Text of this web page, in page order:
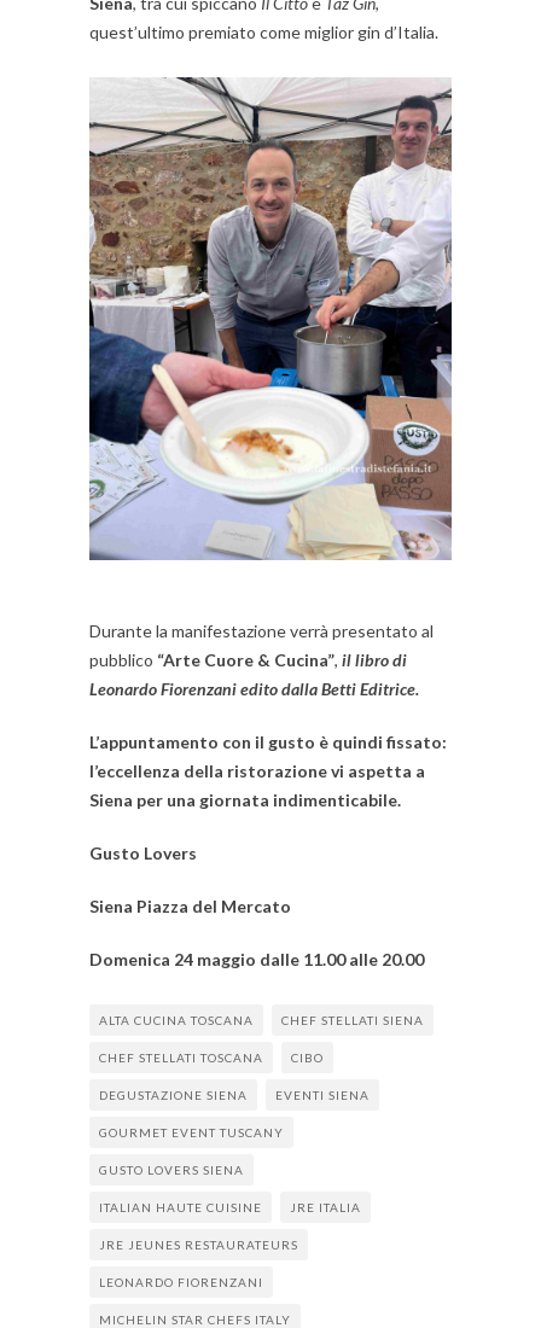
quest’ultimo premiato come miglior gin d’Italia.
Durante la manifestazione verrà presentato al
pubblico “Arte Cuore & Cucina”, il libro di
Leonardo Fiorenzani edito dalla Betti Editrice.
L’appuntamento con il gusto è quindi fissato:
l’eccellenza della ristorazione vi aspetta a
Siena per una giornata indimenticabile.
Gusto Lovers
Siena Piazza del Mercato
Domenica 24 maggio dalle 11.00 alle 20.00
ALTA CUCINA TOSCANA CHEF STELLATI SIENA
CHEF STELLATI TOSCANA CIBO
DEGUSTAZIONE SIENA EVENTI SIENA
GOURMET EVENT TUSCANY
GUSTO LOVERS SIENA
ITALIAN HAUTE CUISINE JRE ITALIA
JRE JEUNES RESTAURATEURS
LEONARDO FIORENZANI
MICHELIN STAR CHEFS ITALY